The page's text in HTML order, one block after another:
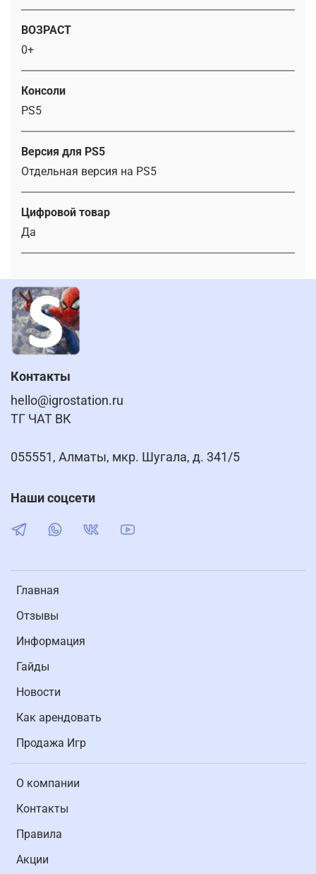
ВОЗРАСТ
0+
Консоли
PS5
Версия для PS5
Отдельная версия на PS5
Цифровой товар
Да
Главная
Отзывы
Информация
Гайды
Новости
Как арендовать
Продажа Игр
О компании
Контакты
Правила
Акции
Контакты
hello@igrostation.ru
ТГ ЧАТ ВК
055551, Алматы, мкр. Шугала, д. 341/5
Наши соцсети